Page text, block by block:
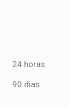
24 horas
90 dias